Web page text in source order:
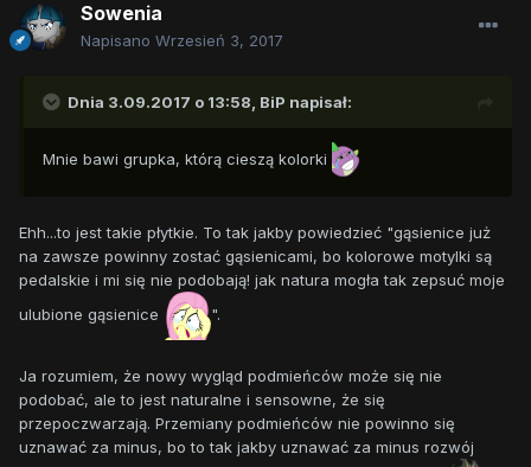
Sowenia
Napisano Wrzesień 3, 2017
Dnia 3.09.2017 o 13:58, BiP napisał:
Mnie bawi grupka, którą cieszą kolorki
Ehh...to jest takie płytkie. To tak jakby powiedzieć "gąsienice już
na zawsze powinny zostać gąsienicami, bo kolorowe motylki są
pedalskie i mi się nie podobają! jak natura mogła tak zepsuć moje
ulubione gąsienice
".
Ja rozumiem, że nowy wygląd podmieńców może się nie
podobać, ale to jest naturalne i sensowne, że się
przepoczwarzają. Przemiany podmieńców nie powinno się
uznawać za minus, bo to tak jakby uznawać za minus rozwój